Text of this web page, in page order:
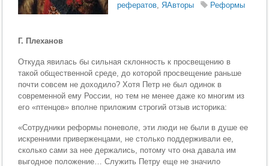
рефератов,ЯАвторы Реформы
Г. Плеханов
Откуда явилась бы сильная склонность к просвеще­нию в
такой общественной среде, до которой просве­щение раньше
почти совсем не доходило? Хотя Петр не был одинок в
современной ему России, но тем не менее даже ко многим из
его «птенцов» вполне прило­жим строгий отзыв историка:
«Сотрудники реформы поневоле, эти люди не были в душе ее
искренними приверженцами, не столько под­держивали ее,
сколько сами за нее держались, потому что она давала им
выгодное положение… Служить Петру еще не значило